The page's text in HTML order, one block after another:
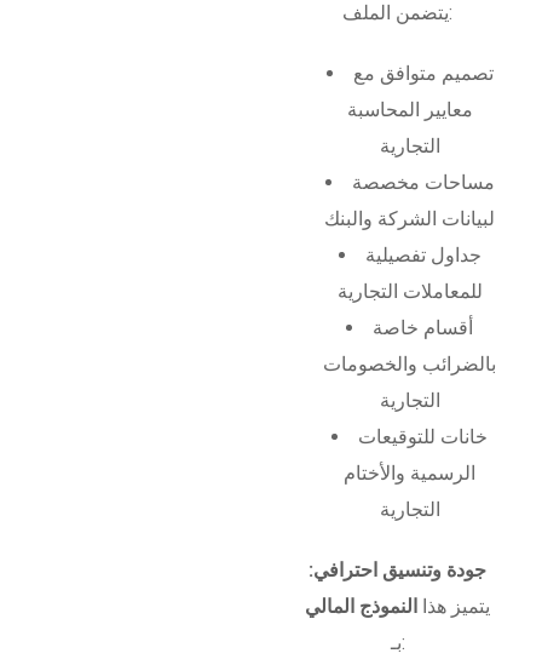
يتضمن الملف:
تصميم متوافق مع
معايير المحاسبة
التجارية
مساحات مخصصة
لبيانات الشركة والبنك
جداول تفصيلية
للمعاملات التجارية
أقسام خاصة
بالضرائب والخصومات
التجارية
خانات للتوقيعات
الرسمية والأختام
التجارية
جودة وتنسيق احترافي:
يتميز هذا
النموذج المالي
بـ: